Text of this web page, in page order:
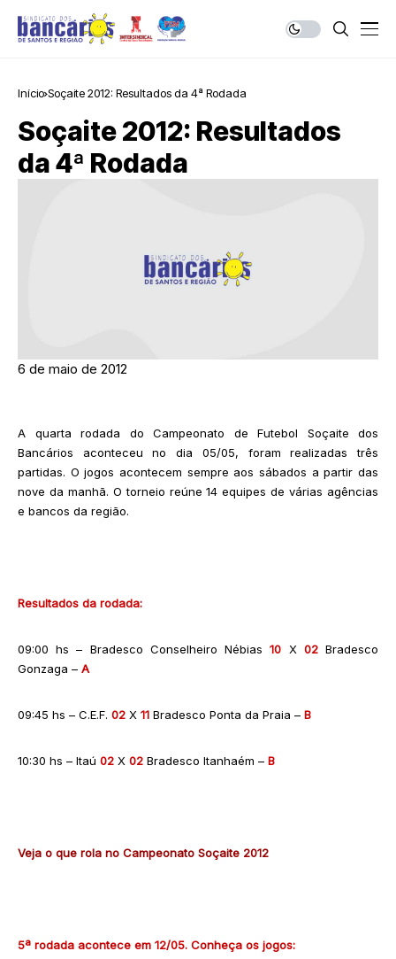
Início Soçaite 2012: Resultados da 4ª Rodada
Soçaite 2012: Resultados
da 4ª Rodada
6 de maio de 2012
A quarta rodada do Campeonato de Futebol Soçaite dos
Bancários aconteceu no dia 05/05, foram realizadas três
partidas. O jogos acontecem sempre aos sábados a partir das
nove da manhã. O torneio reúne 14 equipes de várias agências
e bancos da região.
Resultados da rodada:
09:00 hs – Bradesco Conselheiro Nébias10 X 02Bradesco
Gonzaga – A
09:45 hs – C.E.F. 02 X 11 Bradesco Ponta da Praia – B
10:30 hs – Itaú 02 X 02 Bradesco Itanhaém – B
Veja o que rola no Campeonato Soçaite 2012
5ª rodada acontece em 12/05. Conheça os jogos: